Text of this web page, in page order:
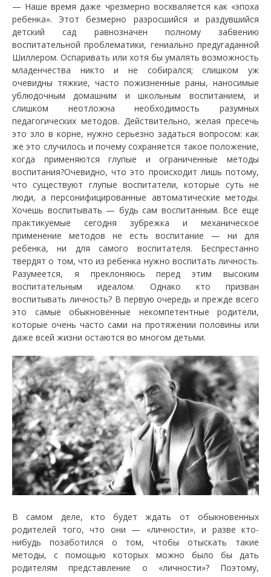
— Наше время даже чрезмерно восхваляется как «эпоха
ребенка». Этот безмерно разросшийся и раздувшийся
детский сад равнозначен полному забвению
воспитательной проблематики, гениально предугаданной
Шиллером. Оспаривать или хотя бы умалять возможность
младенчества никто и не собирался; слишком уж
очевидны тяжкие, часто пожизненные раны, наносимые
ублюдочным домашним и школьным воспитанием, и
слишком неотложна необходимость разумных
педагогических методов. Действительно, желая пресечь
это зло в корне, нужно серьезно задаться вопросом: как
же это случилось и почему сохраняется такое положение,
когда применяются глупые и ограниченные методы
воспитания?Очевидно, что это происходит лишь потому,
что существуют глупые воспитатели, которые суть не
люди, а персонифицированные автоматические методы.
Хочешь воспитывать — будь сам воспитанным. Все еще
практикуемые сегодня зубрежка и механическое
применение методов не есть воспитание — ни для
ребенка, ни для самого воспитателя. Беспрестанно
твердят о том, что из ребенка нужно воспитать личность.
Разумеется, я преклоняюсь перед этим высоким
воспитательным идеалом. Однако кто призван
воспитывать личность? В первую очередь и прежде всего
это самые обыкновенные некомпетентные родители,
которые очень часто сами на протяжении половины или
даже всей жизни остаются во многом детьми.
В самом деле, кто будет ждать от обыкновенных
родителей того, что они — «личности», и разве кто-
нибудь позаботился о том, чтобы отыскать такие
методы, с помощью которых можно было бы дать
родителям представление о «личности»? Поэтому,